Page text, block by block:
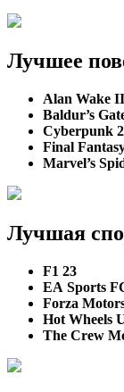
Лучшее
Alan Wake II
Baldur’s
Cyberpunk
Final
Marvel’s
Лучшая
F1 23
EA Sports
Forza
Hot Wheels
The Crew